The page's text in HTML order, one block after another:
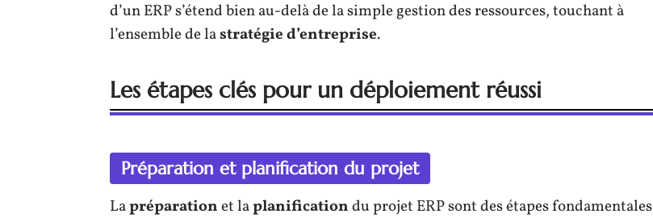
d’un ERP s’étend bien au-delà de la simple gestion des ressources, touchant à
l’ensemble de lastratégie d’entreprise.
Les étapes clés pour un déploiement réussi
Préparation et planification du projet
Lapréparationet laplanificationdu projet ERP sont des étapes fondamentales